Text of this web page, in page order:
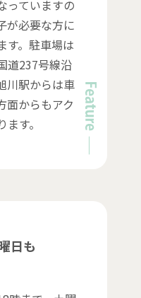
っていますの
が必要な方に
す。駐車場は
道237号線沿
川駅からは車
面からもアク
す。
日も